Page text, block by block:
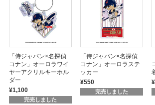
「侍ジャパン×名探偵
コナン」オーロラワイ
ヤーアクリルキーホル
ダー
¥1,100
完売しました
「侍ジャパン×名探偵
コナン」オーロラステ
ッカー
¥550
完売しました